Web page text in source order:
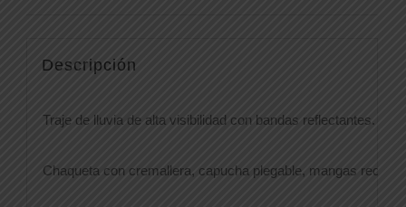
Descripción
Traje de lluvia de alta visibilidad con bandas reflectantes.
Chaqueta con cremallera, capucha plegable, mangas rectas,